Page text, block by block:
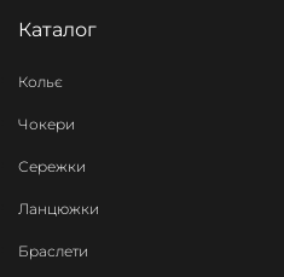
Каталог
Кольє
Чокери
Сережки
Ланцюжки
Браслети